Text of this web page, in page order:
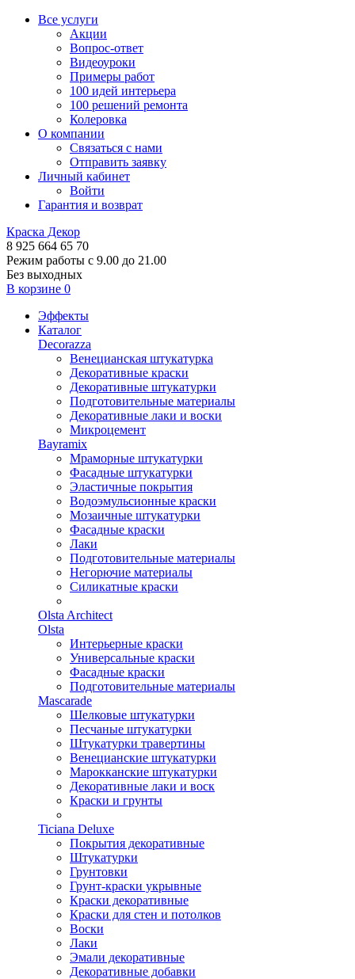
Все услуги
Акции
Вопрос-ответ
Видеоуроки
Примеры работ
100 идей интерьера
100 решений ремонта
Колеровка
О компании
Связаться с нами
Отправить заявку
Личный кабинет
Войти
Гарантия и возврат
Краска Декор
8 925 664 65 70
Режим работы с 9.00 до 21.00
Без выходных
В корзине 0
Эффекты
Каталог
Decorazza
Венецианская штукатурка
Декоративные краски
Декоративные штукатурки
Подготовительные материалы
Декоративные лаки и воски
Микроцемент
Bayramix
Мраморные штукатурки
Фасадные штукатурки
Эластичные покрытия
Водоэмульсионные краски
Мозаичные штукатурки
Фасадные краски
Лаки
Подготовительные материалы
Негорючие материалы
Силикатные краски
Olsta Architect
Olsta
Интерьерные краски
Универсальные краски
Фасадные краски
Подготовительные материалы
Mascarade
Шелковые штукатурки
Песчаные штукатурки
Штукатурки травертины
Венецианские штукатурки
Марокканские штукатурки
Декоративные лаки и воск
Краски и грунты
Ticiana Deluxe
Покрытия декоративные
Штукатурки
Грунтовки
Грунт-краски укрывные
Краски декоративные
Краски для стен и потолков
Воски
Лаки
Эмали декоративные
Декоративные добавки